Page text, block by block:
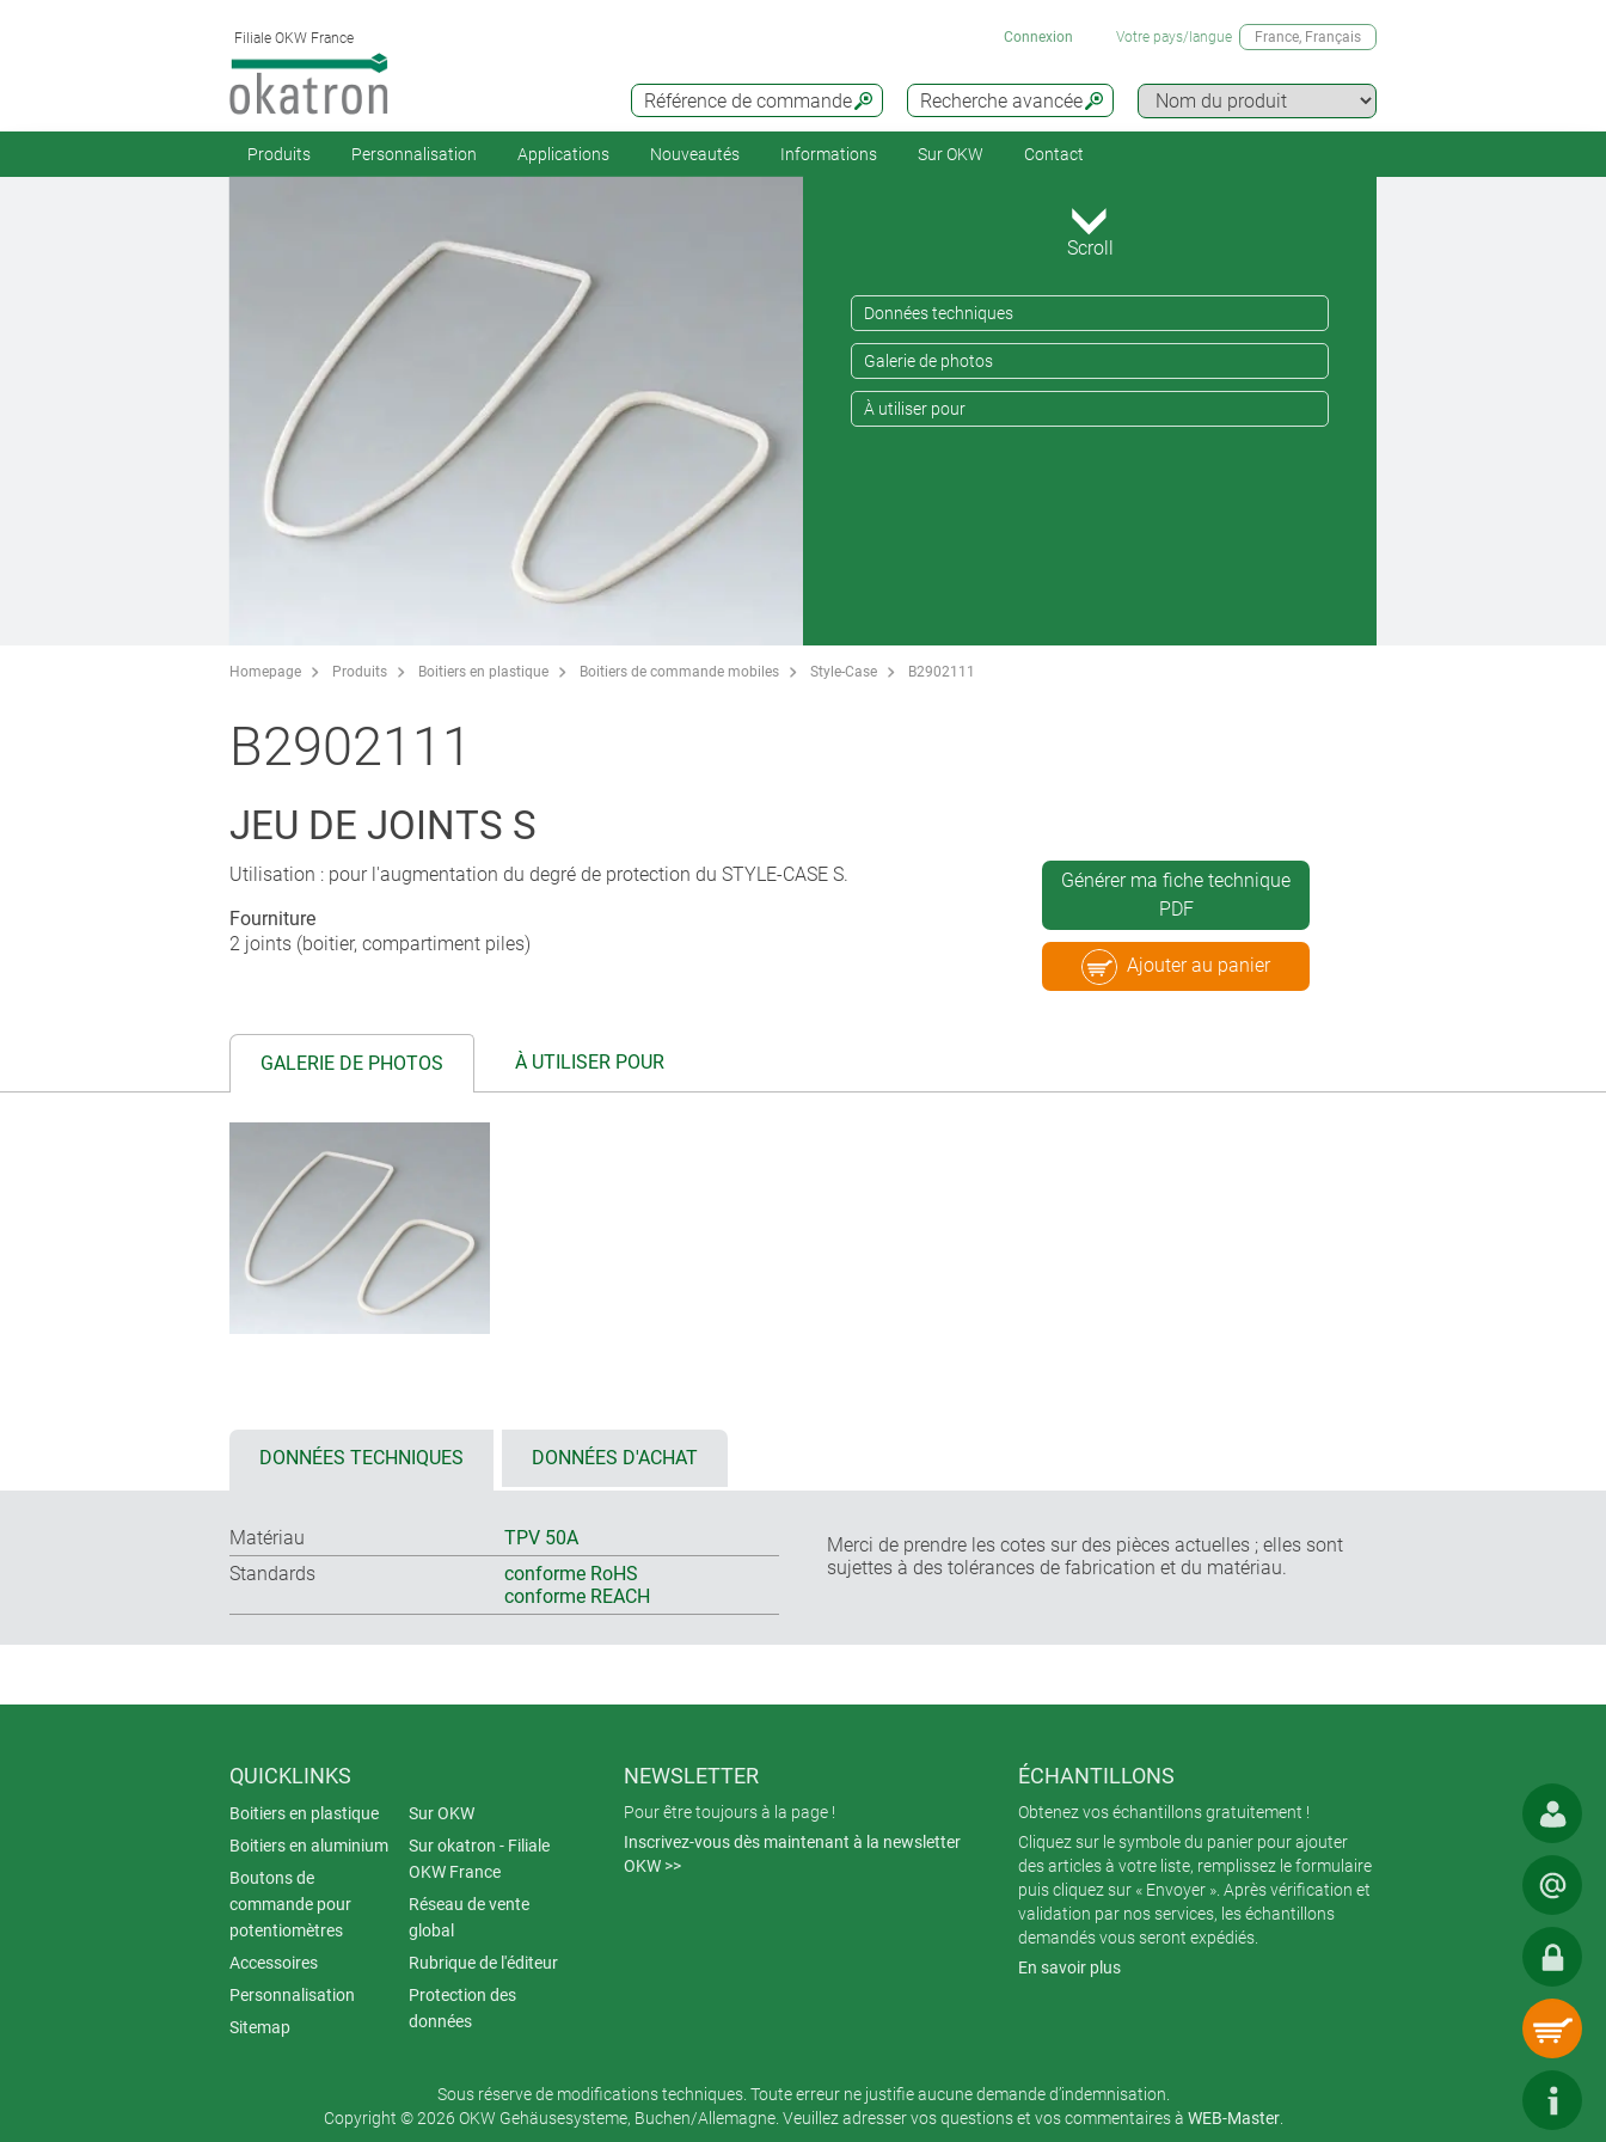
Filiale OKW France
Recherche avancée
Référence de commande
Connexion Votre pays/langue France, Français
Produits Personnalisation Applications Nouveautés Informations Sur OKW Contact
Scroll
Données techniques
Galerie de photos
À utiliser pour
Homepage Produits Boitiers en plastique Boitiers de commande mobiles Style-Case B2902111
B2902111
JEU DE JOINTS S
Utilisation : pour l'augmentation du degré de protection du STYLE-CASE S.
Fourniture
2 joints (boitier, compartiment piles)
Générer ma fiche technique
PDF
Ajouter au panier
GALERIE DE PHOTOS À UTILISER POUR
DONNÉES TECHNIQUES DONNÉES D'ACHAT
Matériau
TPV 50A
Standards
conforme RoHS
conforme REACH
Merci de prendre les cotes sur des pièces actuelles ; elles sont
sujettes à des tolérances de fabrication et du matériau.
QUICKLINKS
Boitiers en plastique
Boitiers en aluminium
Boutons de
commande pour
potentiomètres
Accessoires
Personnalisation
Sitemap
Sur OKW
Sur okatron - Filiale
OKW France
Réseau de vente
global
Rubrique de l'éditeur
Protection des
données
NEWSLETTER
Pour être toujours à la page !
Inscrivez-vous dès maintenant à la newsletter
OKW >>
ÉCHANTILLONS
Obtenez vos échantillons gratuitement !
Cliquez sur le symbole du panier pour ajouter
des articles à votre liste, remplissez le formulaire
puis cliquez sur « Envoyer ». Après vérification et
validation par nos services, les échantillons
demandés vous seront expédiés.
En savoir plus
Sous réserve de modifications techniques. Toute erreur ne justifie aucune demande d’indemnisation.
Copyright © 2026 OKW Gehäusesysteme, Buchen/Allemagne. Veuillez adresser vos questions et vos commentaires à WEB-Master.